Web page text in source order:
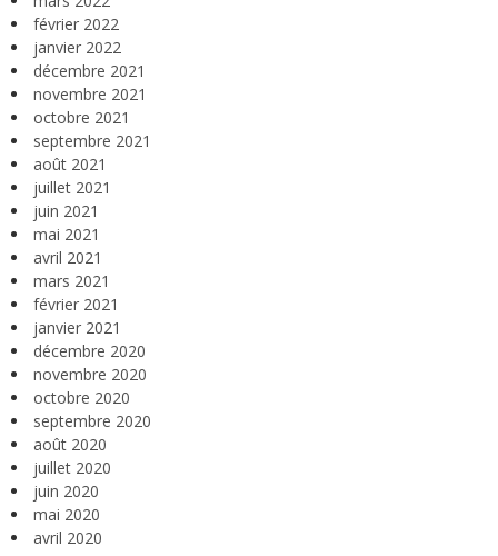
février 2022
janvier 2022
décembre 2021
novembre 2021
octobre 2021
septembre 2021
août 2021
juillet 2021
juin 2021
mai 2021
avril 2021
mars 2021
février 2021
janvier 2021
décembre 2020
novembre 2020
octobre 2020
septembre 2020
août 2020
juillet 2020
juin 2020
mai 2020
avril 2020